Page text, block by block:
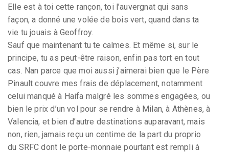
Elle est à toi cette rançon, toi l’auvergnat qui sans
façon, a donné une volée de bois vert, quand dans ta
vie tu jouais à Geoffroy.
Sauf que maintenant tu te calmes. Et même si, sur le
principe, tu as peut-être raison, enfin pas tort en tout
cas. Nan parce que moi aussi j’aimerai bien que le Père
Pinault couvre mes frais de déplacement, notamment
celui manqué à Haifa malgré les sommes engagées, ou
bien le prix d’un vol pour se rendre à Milan, à Athènes, à
Valencia, et bien d’autre destinations auparavant, mais
non, rien, jamais reçu un centime de la part du proprio
du SRFC dont le porte-monnaie pourtant est rempli à